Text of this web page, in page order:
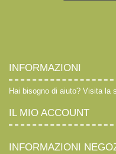
INFORMAZIONI
Hai bisogno di aiuto? Visita la
IL MIO ACCOUNT
INFORMAZIONI